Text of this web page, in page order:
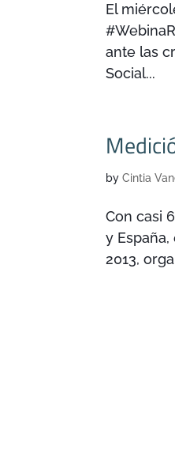
El
ante las
Social...
byCintia
Con casi
y
2013,